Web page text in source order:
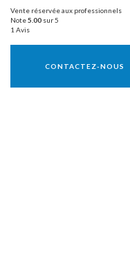
Vente réservée aux professionnels
Note5.00 sur 5
1 Avis
CONTACTEZ-NOUS